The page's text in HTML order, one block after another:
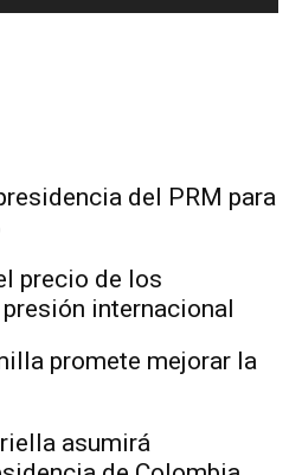
del PRM para
precio de los
internacional
promete mejorar la
asumirá